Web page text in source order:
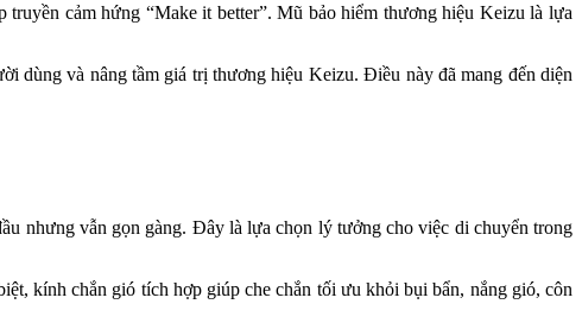
cảm hứng “Make it better”. Mũ bảo hiểm thương hiệu Keizu là lựa
dùng và nâng tầm giá trị thương hiệu Keizu. Điều này đã mang đến diện
nhưng vẫn gọn gàng. Đây là lựa chọn lý tưởng cho việc di chuyển trong
kính chắn gió tích hợp giúp che chắn tối ưu khỏi bụi bẩn, nắng gió, côn